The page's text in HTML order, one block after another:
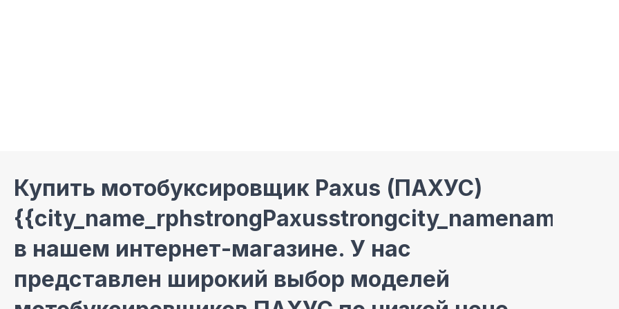
Купить мотобуксировщик Paxus (ПАХУС)
в нашем интернет-магазине. У нас
представлен широкий выбор моделей